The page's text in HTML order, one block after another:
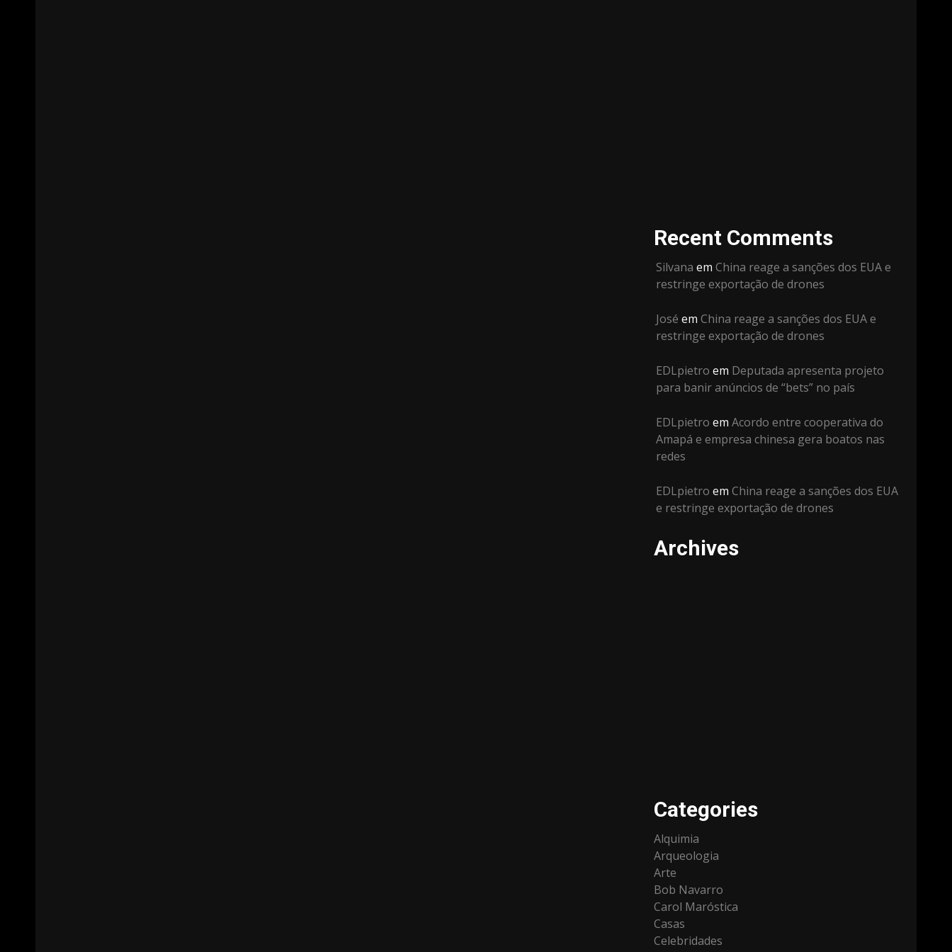
Recent Comments
Silvana emChina reage a sanções dos EUA e
restringe exportação de drones
José emChina reage a sanções dos EUA e
restringe exportação de drones
EDLpietro em Deputada apresenta projeto
para banir anúncios de “bets” no país
EDLpietro emAcordo entre cooperativa do
Amapá e empresa chinesa gera boatos nas
redes
EDLpietro emChina reage a sanções dos EUA
e restringe exportação de drones
Archives
Categories
Alquimia
Arqueologia
Arte
Bob Navarro
Carol Maróstica
Casas
Celebridades